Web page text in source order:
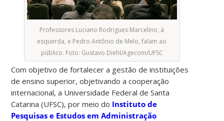
Professores Luciano Rodrigues Marcelino, à
esquerda, e Pedro Antônio de Melo, falam ao
público. Foto: Gustavo Diehl/Agecom/UFSC
Com objetivo de fortalecer a gestão de instituições
de ensino superior, objetivando a cooperação
internacional, a Universidade Federal de Santa
Catarina (UFSC), por meio do Instituto de
Pesquisas e Estudos em Administração